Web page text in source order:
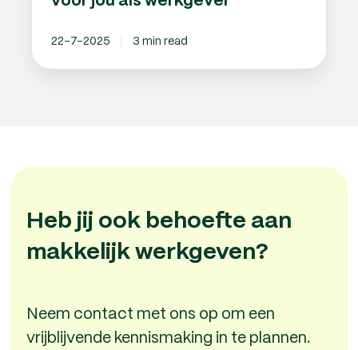
22-7-2025 3 min read
Heb jij ook behoefte aan
makkelijk werkgeven?
Neem contact met ons op om een
vrijblijvende kennismaking in te plannen.